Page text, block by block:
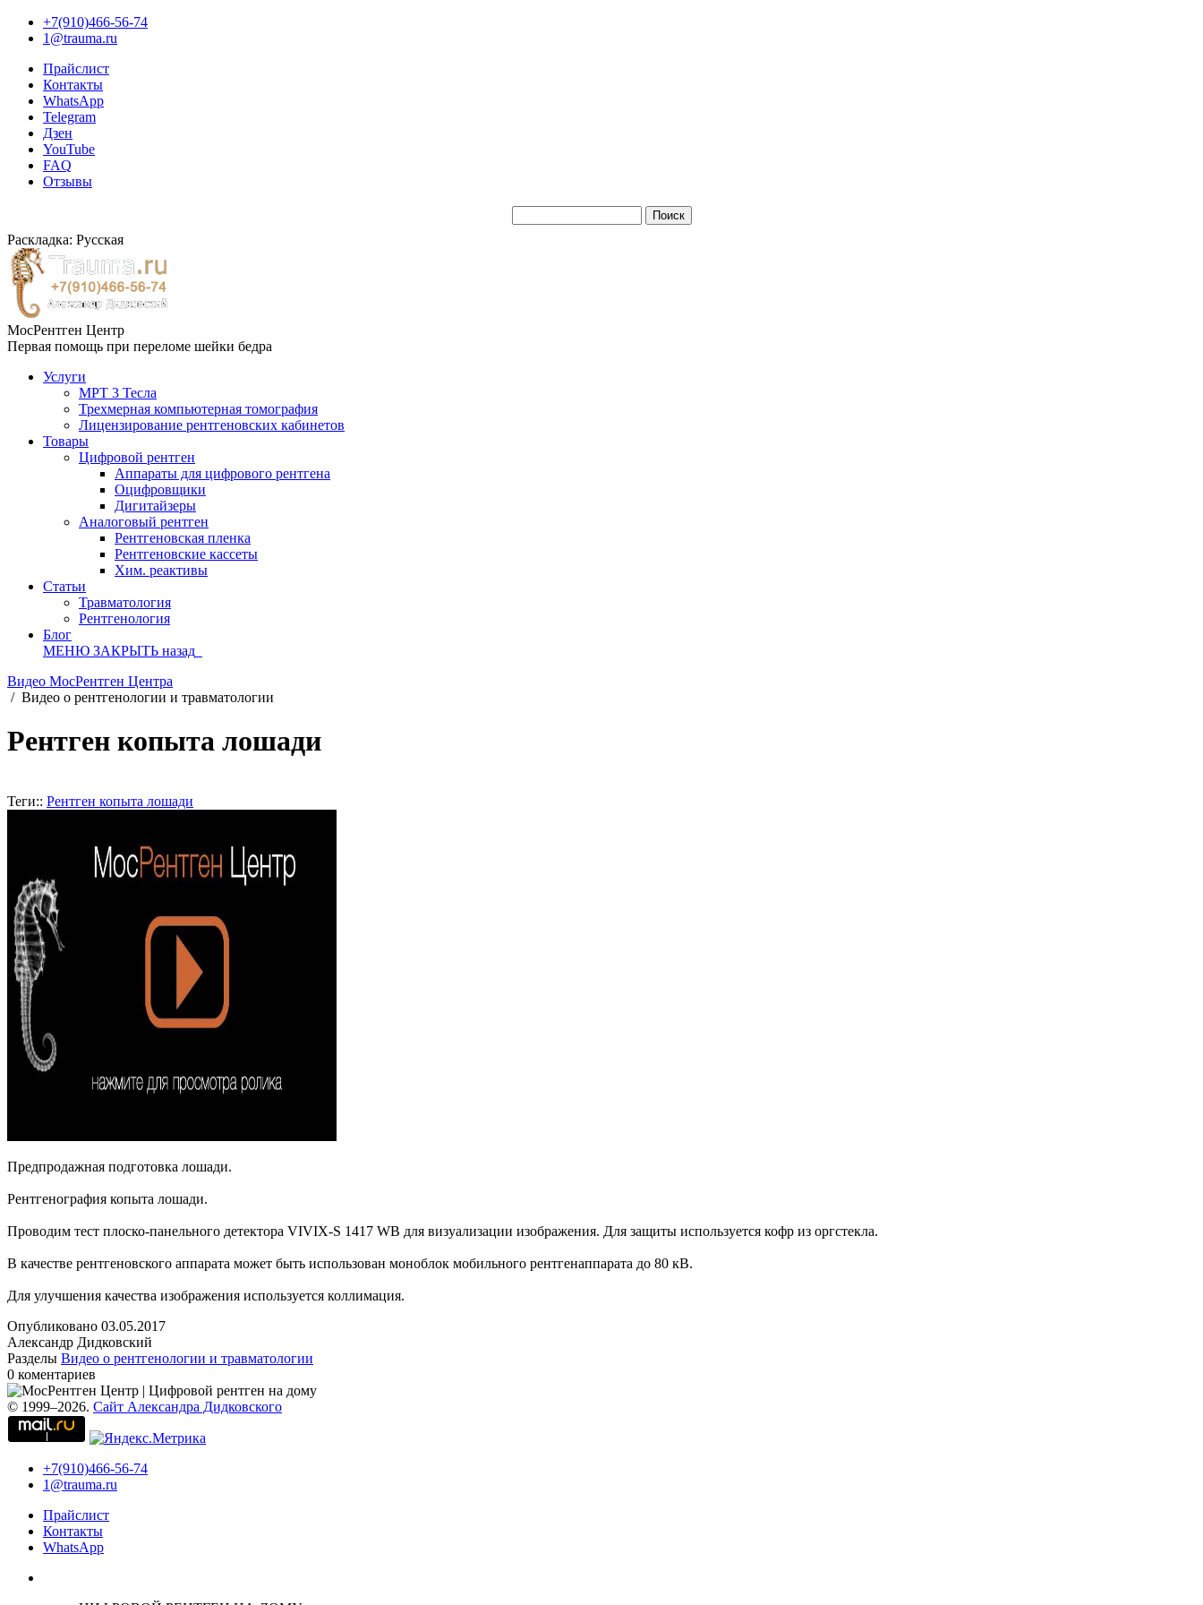
+7(910)466-56-74
1@trauma.ru
Прайслист
Контакты
WhatsApp
Telegram
Дзен
YouTube
FAQ
Отзывы
Раскладка: Русская
МосРентген Центр
Первая помощь при переломе шейки бедра
Услуги
МРТ 3 Тесла
Трехмерная компьютерная томография
Лицензирование рентгеновских кабинетов
Товары
Цифровой рентген
Аппараты для цифрового рентгена
Оцифровщики
Дигитайзеры
Аналоговый рентген
Рентгеновская пленка
Рентгеновские кассеты
Хим. реактивы
Статьи
Травматология
Рентгенология
Блог
МЕНЮ ЗАКРЫТЬ назад
Видео МосРентген Центра
/ Видео о рентгенологии и травматологии
Рентген копыта лошади
Теги:: Рентген копыта лошади
Предпродажная подготовка лошади.
Рентгенография копыта лошади.
Проводим тест плоско-панельного детектора VIVIX-S 1417 WB для визуализации изображения. Для защиты используется кофр из оргстекла.
В качестве рентгеновского аппарата может быть использован моноблок мобильного рентгенаппарата до 80 кВ.
Для улучшения качества изображения используется коллимация.
Опубликовано 03.05.2017
Александр Дидковский
Разделы Видео о рентгенологии и травматологии
0 коментариев
© 1999–2026. Сайт Александра Дидковского
+7(910)466-56-74
1@trauma.ru
Прайслист
Контакты
WhatsApp